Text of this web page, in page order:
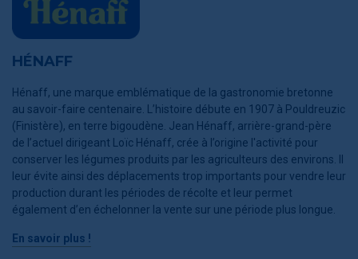
HÉNAFF
Hénaff, une marque emblématique de la gastronomie bretonne
au savoir-faire centenaire. L’histoire débute en 1907 à Pouldreuzic
(Finistère), en terre bigoudène. Jean Hénaff, arrière-grand-père
de l’actuel dirigeant Loïc Hénaff, crée à l’origine l'activité pour
conserver les légumes produits par les agriculteurs des environs. Il
leur évite ainsi des déplacements trop importants pour vendre leur
production durant les périodes de récolte et leur permet
également d’en échelonner la vente sur une période plus longue.
En savoir plus !